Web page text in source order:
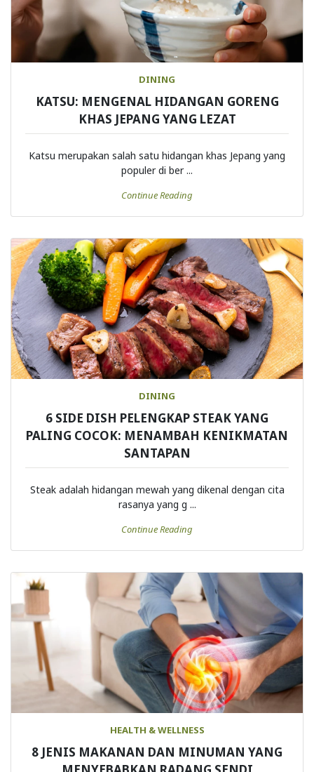
DINING
KATSU: MENGENAL HIDANGAN GORENG
KHAS JEPANG YANG LEZAT
Katsu merupakan salah satu hidangan khas Jepang yang
DINING
6 SIDE DISH PELENGKAP STEAK YANG
PALING COCOK: MENAMBAH KENIKMATAN
SANTAPAN
Steak adalah hidangan mewah yang dikenal dengan cita
HEALTH & WELLNESS
8 JENIS MAKANAN DAN MINUMAN YANG